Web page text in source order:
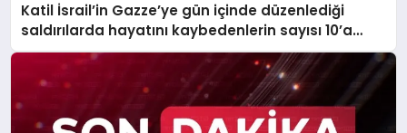
Katil İsrail’in Gazze’ye gün içinde düzenlediği
saldırılarda hayatını kaybedenlerin sayısı 10’a
yükseldi